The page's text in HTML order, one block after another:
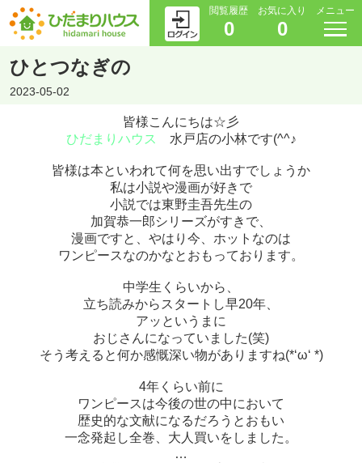
閲覧履歴
0
お気に入り
0
メニュー
ひとつなぎの
2023-05-02
皆様こんにちは☆彡
ひだまりハウス 水戸店の小林です(^^♪
皆様は本といわれて何を思い出すでしょうか
私は小説や漫画が好きで
小説では東野圭吾先生の
加賀恭一郎シリーズがすきで、
漫画ですと、やはり今、ホットなのは
ワンピースなのかなとおもっております。
中学生くらいから、
立ち読みからスタート し早20年、
アッというまに
おじさんになっていました(笑)
そう考えると何か感慨深い物がありますね(*‘ω‘ *)
4年くらい前に
ワンピースは今後の世の中において
歴史的な文献になるだろうとおもい
一念発起し全巻、大人買いをしました。
…